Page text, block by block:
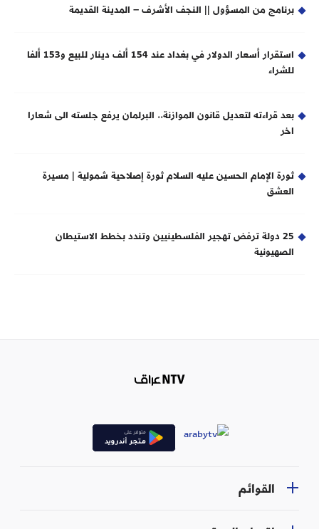
برنامج من المسؤول || النجف الأشرف – المدينة القديمة
استقرار أسعار الدولار في بغداد عند 154 ألف دينار للبيع و153 ألفا
للشراء
بعد قراءته لتعديل قانون الموازنة.. البرلمان يرفع جلسته الى شعارا
اخر
ثورة الإمام الحسين عليه السلام ثورة إصلاحية شمولية | مسيرة
العشق
25 دولة ترفض تهجير الفلسطينيين وتندد بخطط الاستيطان
الصهيونية
القوائم